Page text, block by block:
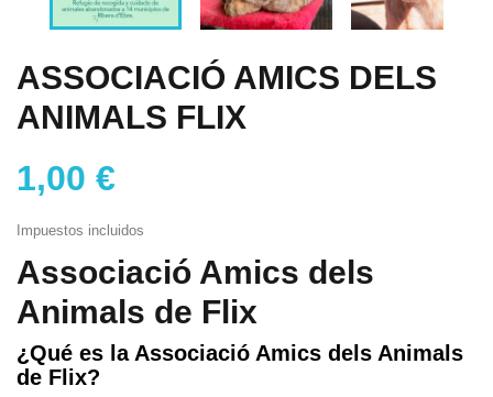
ASSOCIACIÓ AMICS DELS
ANIMALS FLIX
1,00 €
Impuestos incluidos
Associació Amics dels
Animals de Flix
¿Qué es la Associació Amics dels Animals
de Flix?